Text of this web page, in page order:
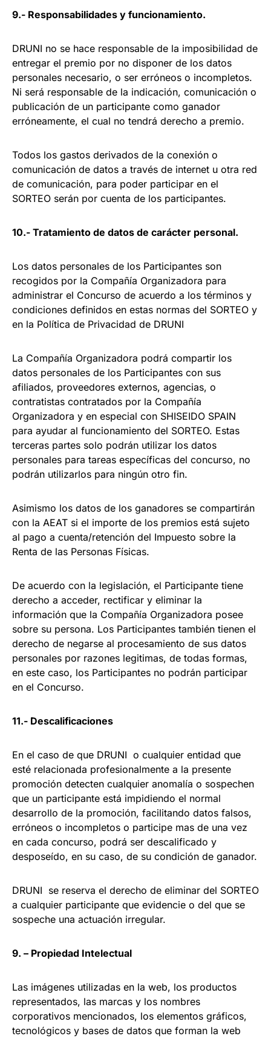
9.- Responsabilidades y funcionamiento.
DRUNI no se hace responsable de la imposibilidad de
entregar el premio por no disponer de los datos
personales necesario, o ser erróneos o incompletos.
Ni será responsable de la indicación, comunicación o
publicación de un participante como ganador
erróneamente, el cual no tendrá derecho a premio.
Todos los gastos derivados de la conexión o
comunicación de datos a través de internet u otra red
de comunicación, para poder participar en el
SORTEO serán por cuenta de los participantes.
10.- Tratamiento de datos de carácter personal.
Los datos personales de los Participantes son
recogidos por la Compañía Organizadora para
administrar el Concurso de acuerdo a los términos y
condiciones definidos en estas normas del SORTEO y
en la Política de Privacidad de DRUNI
La Compañía Organizadora podrá compartir los
datos personales de los Participantes con sus
afiliados, proveedores externos, agencias, o
contratistas contratados por la Compañía
Organizadora y en especial con SHISEIDO SPAIN
para ayudar al funcionamiento del SORTEO. Estas
terceras partes solo podrán utilizar los datos
personales para tareas específicas del concurso, no
podrán utilizarlos para ningún otro fin.
Asimismo los datos de los ganadores se compartirán
con la AEAT si el importe de los premios está sujeto
al pago a cuenta/retención del Impuesto sobre la
Renta de las Personas Físicas.
De acuerdo con la legislación, el Participante tiene
derecho a acceder, rectificar y eliminar la
información que la Compañía Organizadora posee
sobre su persona. Los Participantes también tienen el
derecho de negarse al procesamiento de sus datos
personales por razones legitimas, de todas formas,
en este caso, los Participantes no podrán participar
en el Concurso.
11.- Descalificaciones
En el caso de que DRUNI o cualquier entidad que
esté relacionada profesionalmente a la presente
promoción detecten cualquier anomalía o sospechen
que un participante está impidiendo el normal
desarrollo de la promoción, facilitando datos falsos,
erróneos o incompletos o participe mas de una vez
en cada concurso, podrá ser descalificado y
desposeído, en su caso, de su condición de ganador.
DRUNI se reserva el derecho de eliminar del SORTEO
a cualquier participante que evidencie o del que se
sospeche una actuación irregular.
9. – Propiedad Intelectual
Las imágenes utilizadas en la web, los productos
representados, las marcas y los nombres
corporativos mencionados, los elementos gráficos,
tecnológicos y bases de datos que forman la web